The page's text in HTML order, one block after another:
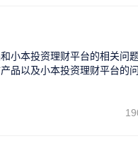
小本投资理财平台的相关问
品以及小本投资理财平台的